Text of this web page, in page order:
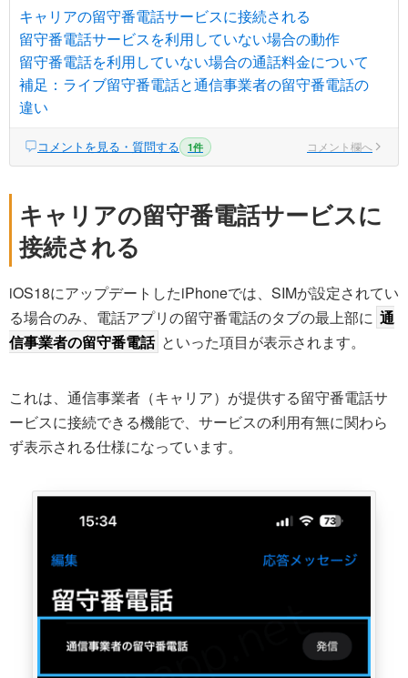
キャリアの留守番電話サービスに接続される
留守番電話サービスを利用していない場合の動作
留守番電話を利用していない場合の通話料金について
補足：ライブ留守番電話と通信事業者の留守番電話の
違い
コメントを見る・質問する 1件 コメント欄へ
キャリアの留守番電話サービスに
接続される
iOS18にアップデートしたiPhoneでは、SIMが設定されてい
る場合のみ、電話アプリの留守番電話のタブの最上部に 通
信事業者の留守番電話 といった項目が表示されます。
これは、通信事業者（キャリア）が提供する留守番電話サ
ービスに接続できる機能で、サービスの利用有無に関わら
ず表示される仕様になっています。